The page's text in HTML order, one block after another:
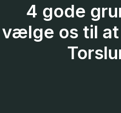
4 gode
vælge os til